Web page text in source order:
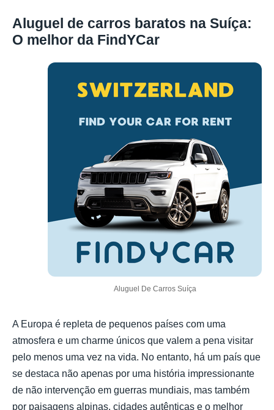
Aluguel de carros baratos na Suíça:
O melhor da FindYCar
Aluguel De Carros Suíça
A Europa é repleta de pequenos países com uma
atmosfera e um charme únicos que valem a pena visitar
pelo menos uma vez na vida. No entanto, há um país que
se destaca não apenas por uma história impressionante
de não intervenção em guerras mundiais, mas também
por paisagens alpinas, cidades autênticas e o melhor